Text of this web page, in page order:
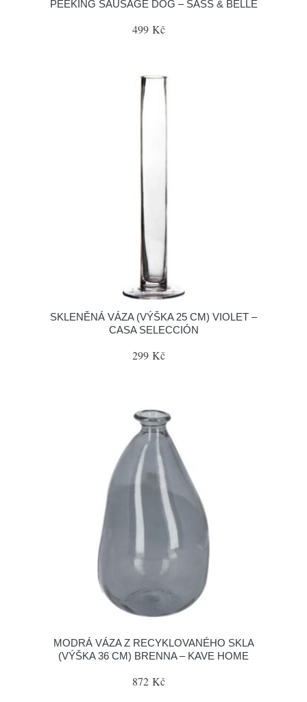
PEEKING SAUSAGE DOG – SASS & BELLE
499 Kč
SKLENĚNÁ VÁZA (VÝŠKA 25 CM) VIOLET –
CASA SELECCIÓN
299 Kč
MODRÁ VÁZA Z RECYKLOVANÉHO SKLA
(VÝŠKA 36 CM) BRENNA – KAVE HOME
872 Kč